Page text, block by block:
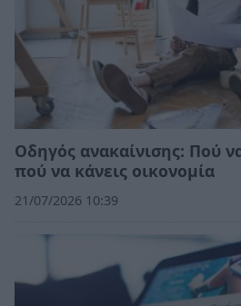
Οδηγός ανακαίνισης: Πού
πού να κάνεις οικονομία
21/07/2026 10:39